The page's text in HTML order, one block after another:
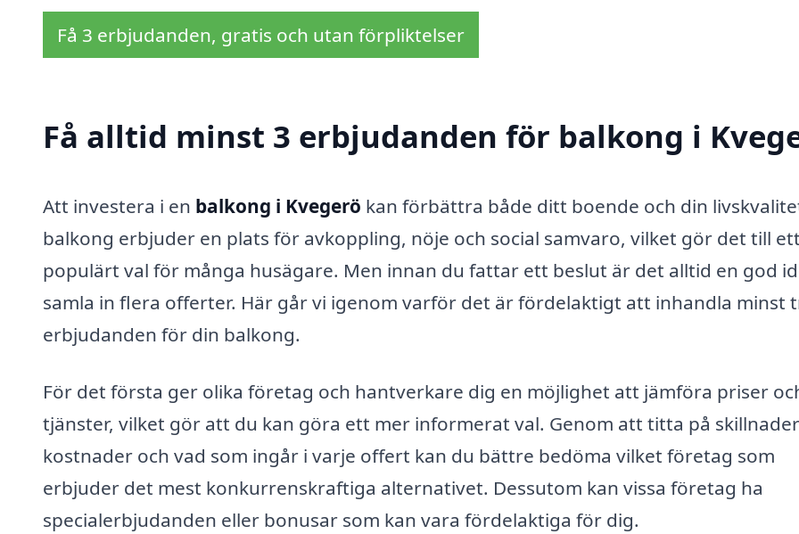
Få 3 erbjudanden, gratis och utan förpliktelser
Få alltid minst 3 erbjudanden för balkong i
Att investera i en balkong i Kvegerö kan förbättra både ditt boende och din
balkong erbjuder en plats för avkoppling, nöje och social samvaro, vilket gör det till ett
populärt val för många husägare. Men innan du fattar ett beslut är det alltid en god
samla in flera offerter. Här går vi igenom varför det är fördelaktigt att inhandla minst
erbjudanden för din balkong.
För det första ger olika företag och hantverkare dig en möjlighet att jämföra priser
tjänster, vilket gör att du kan göra ett mer informerat val. Genom att titta på
kostnader och vad som ingår i varje offert kan du bättre bedöma vilket företag som
erbjuder det mest konkurrenskraftiga alternativet. Dessutom kan vissa företag ha
specialerbjudanden eller bonusar som kan vara fördelaktiga för dig.